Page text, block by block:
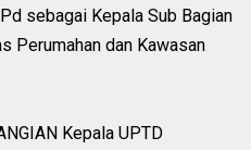
sebagai Kepala Sub Bagian
Perumahan dan Kawasan
Kepala UPTD